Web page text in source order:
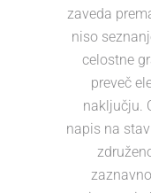
zaveda
niso
celostne
preveč
naključju.
napis na